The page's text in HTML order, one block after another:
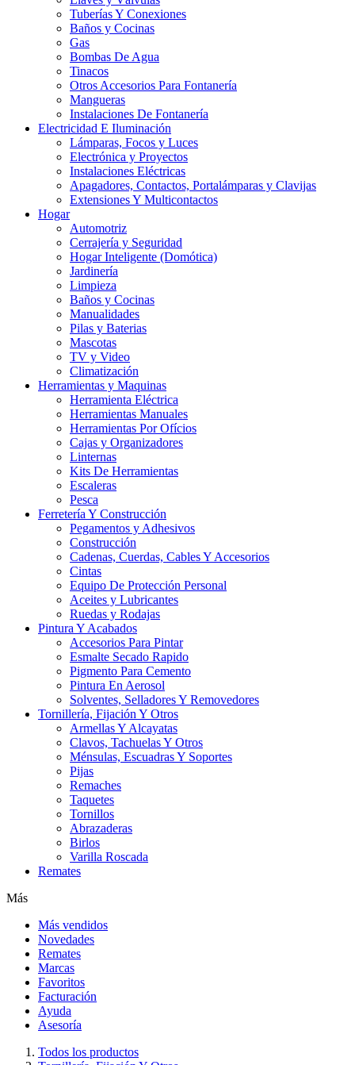
Tuberías Y Conexiones
Baños y Cocinas
Gas
Bombas De Agua
Tinacos
Otros Accesorios Para Fontanería
Mangueras
Instalaciones De Fontanería
Electricidad E Iluminación
Lámparas, Focos y Luces
Electrónica y Proyectos
Instalaciones Eléctricas
Apagadores, Contactos, Portalámparas y Clavijas
Extensiones Y Multicontactos
Hogar
Automotriz
Cerrajería y Seguridad
Hogar Inteligente (Domótica)
Jardinería
Limpieza
Baños y Cocinas
Manualidades
Pilas y Baterias
Mascotas
TV y Video
Climatización
Herramientas y Maquinas
Herramienta Eléctrica
Herramientas Manuales
Herramientas Por Ofícios
Cajas y Organizadores
Linternas
Kits De Herramientas
Escaleras
Pesca
Ferretería Y Construcción
Pegamentos y Adhesivos
Construcción
Cadenas, Cuerdas, Cables Y Accesorios
Cintas
Equipo De Protección Personal
Aceites y Lubricantes
Ruedas y Rodajas
Pintura Y Acabados
Accesorios Para Pintar
Esmalte Secado Rapido
Pigmento Para Cemento
Pintura En Aerosol
Solventes, Selladores Y Removedores
Tornillería, Fijación Y Otros
Armellas Y Alcayatas
Clavos, Tachuelas Y Otros
Ménsulas, Escuadras Y Soportes
Pijas
Remaches
Taquetes
Tornillos
Abrazaderas
Birlos
Varilla Roscada
Remates
Más
Más vendidos
Novedades
Remates
Marcas
Favoritos
Facturación
Ayuda
Asesoría
Todos los productos